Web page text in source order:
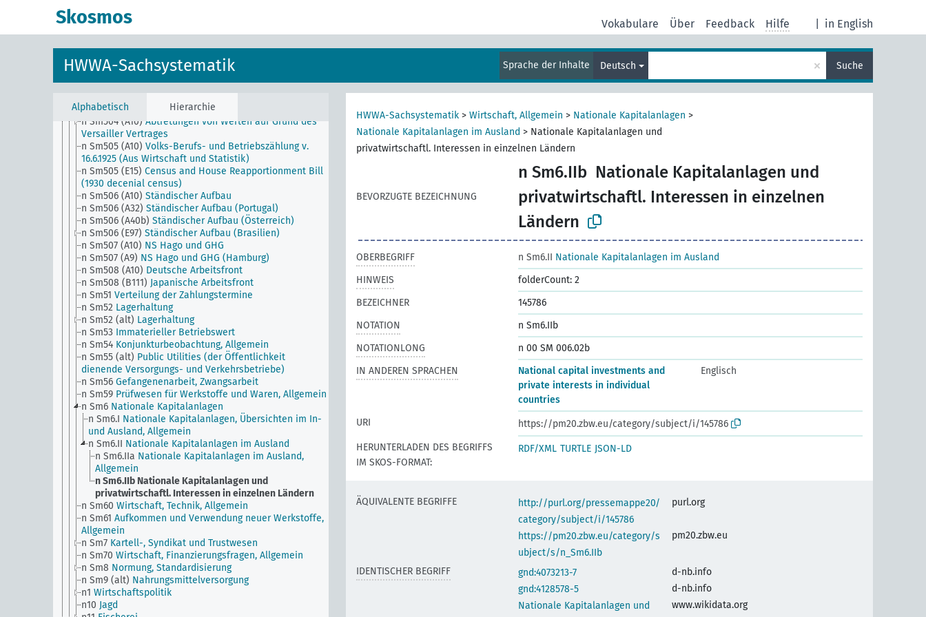
Skosmos in English
Vokabulare Über Feedback Hilfe
HWWA-Sachsystematik Sprache der Inhalte Deutsch × Suche
Alphabetisch Hierarchie
n Sm501 (E8) (alt)
Kanada)
n Sm501 (H) Warenkunde
n Sm502 (A10) Rückgabe im Weltkrieg requirierter Güter
n Sm502 (H) (alt) Allgemein betriebswirtschaftliche
Fragen
n Sm503 (A10) (alt) Arbeitsleistungen für Frankreich
n Sm503 (H)
Technokratie
n Sm504 (A10) Abtretungen von Werten auf Grund des
Versailler Vertrages
n Sm505 (A10) Volks-Berufs- und Betriebszählung v.
16.6.1925 (Aus Wirtschaft und Statistik)
n Sm505 (E15) Census and House Reapportionment Bill
(1930 decenial census)
n Sm506 (A10) Ständischer Aufbau
n Sm506 (A32) Ständischer Aufbau (Portugal)
n Sm506 (A40b) Ständischer Aufbau (Österreich)
n Sm506 (E97) Ständischer Aufbau (Brasilien)
n Sm507 (A10) NS Hago und GHG
n Sm507 (A9) NS Hago und GHG (Hamburg)
n Sm508 (A10) Deutsche Arbeitsfront
n Sm508 (B111) Japanische Arbeitsfront
n Sm51 Verteilung der Zahlungstermine
n Sm52 Lagerhaltung
n Sm52 (alt) Lagerhaltung
n Sm53 Immaterieller Betriebswert
n Sm54 Konjunkturbeobachtung, Allgemein
n Sm55 (alt) Public Utilities (der Öffentlichkeit
dienende Versorgungs- und Verkehrsbetriebe)
n Sm56 Gefangenenarbeit, Zwangsarbeit
n Sm59 Prüfwesen für Werkstoffe und Waren, Allgemein
n Sm6 Nationale Kapitalanlagen
n Sm6.I Nationale Kapitalanlagen, Übersichten im In-
und Ausland, Allgemein
n Sm6.II Nationale Kapitalanlagen im Ausland
n Sm6.IIa Nationale Kapitalanlagen im Ausland,
Allgemein
n Sm6.IIb Nationale Kapitalanlagen und
privatwirtschaftl. Interessen in einzelnen Ländern
n Sm60 Wirtschaft, Technik, Allgemein
n Sm61 Aufkommen und Verwendung neuer Werkstoffe,
Allgemein
n Sm7 Kartell-, Syndikat und Trustwesen
n Sm70 Wirtschaft, Finanzierungsfragen, Allgemein
n Sm8 Normung, Standardisierung
n Sm9 (alt) Nahrungsmittelversorgung
n1 Wirtschaftspolitik
n10 Jagd
HWWA-Sachsystematik > Wirtschaft, Allgemein > Nationale Kapitalanlagen >
Nationale Kapitalanlagen im Ausland > Nationale Kapitalanlagen und
privatwirtschaftl. Interessen in einzelnen Ländern
BEVORZUGTE BEZEICHNUNG
n Sm6.IIb Nationale Kapitalanlagen und
privatwirtschaftl. Interessen in einzelnen
Ländern
OBERBEGRIFF n Sm6.II Nationale Kapitalanlagen im Ausland
HINWEIS
folderCount: 2
BEZEICHNER
145786
NOTATION
n Sm6.IIb
NOTATIONLONG
n 00 SM 006.02b
IN ANDEREN SPRACHEN
National capital investments and
private interests in individual
countries
Englisch
URI
https://pm20.zbw.eu/category/subject/i/145786
HERUNTERLADEN DES BEGRIFFS
IM SKOS-FORMAT:
RDF/XML TURTLE JSON-LD
ÄQUIVALENTE BEGRIFFE
http://purl.org/pressemappe20/
category/subject/i/145786
purl.org
https://pm20.zbw.eu/category/s
ubject/s/n_Sm6.IIb
pm20.zbw.eu
IDENTISCHER BEGRIFF gnd:4073213-7
d-nb.info
gnd:4128578-5
d-nb.info
Nationale Kapitalanlagen und
www.wikidata.org